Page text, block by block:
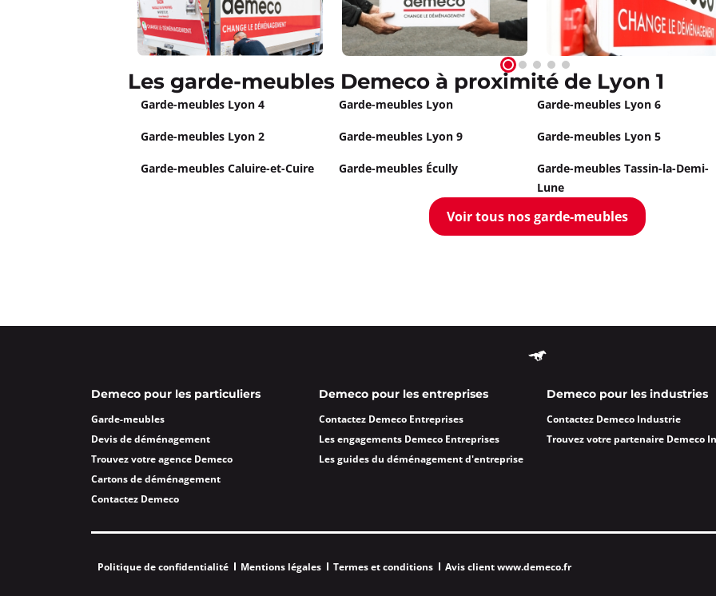
Un devis ? Appeler
Garde Meubles SEEGMULLER Venissieux
4,6 20 avis
Fermé actuellement.
Ouvre le 10 août à 08:30
5 bis rue Eugène Hénaff 69200 Vénissieux
Plus d'informations
Garde Meubles Déménagements FERLAY JANIN
Plus d'informations
Garde Meubles ABD Villefranche sur Saone
Fermé actuellement.
Ouvre le 10 août à 09:00
99 rue Chaude Bernard 69400 Villefranche Sur Saône
Un devis ? Appeler
Garde Meubles DULAC Vienne
Les garde-meubles Demeco à proximité de Lyon 1
Garde-meubles Lyon 4 Garde-meubles Lyon Garde-meubles Lyon 6
Garde-meubles Lyon 2 Garde-meubles Lyon 9 Garde-meubles Lyon 5
Garde-meubles Caluire-et-Cuire Garde-meubles Écully
Garde-meubles Tassin-la-Demi-
Lune
Voir tous nos garde-meubles
Demeco pour les particuliers
Garde-meubles
Devis de déménagement
Trouvez votre agence Demeco
Cartons de déménagement
Contactez Demeco
Demeco pour les entreprises
Contactez Demeco Entreprises
Les engagements Demeco Entreprises
Les guides du déménagement d'entreprise
Demeco pour les industries
Contactez Demeco Industrie
Trouvez votre partenaire Demeco
Politique de confidentialité Mentions légales Termes et conditions Avis client www.demeco.fr